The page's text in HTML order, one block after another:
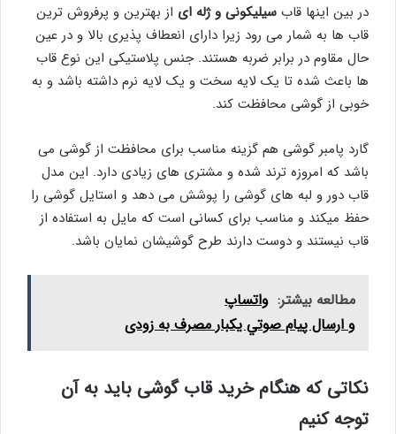
در بین اینها قاب سیلیکونی و ژله ای از بهترین و پرفروش ترین
قاب ها به شمار می رود زیرا دارای انعطاف پذیری بالا و در عین
حال مقاوم در برابر ضربه هستند. جنس پلاستیکی این نوع قاب
ها باعث شده تا یک لایه سخت و یک لایه نرم داشته باشد و به
خوبی از گوشی محافظت کند.
گارد پامبر گوشی هم گزینه مناسب برای محافظت از گوشی می
باشد که امروزه ترند شده و مشتری های زیادی دارد. این مدل
قاب دور و لبه های گوشی را پوشش می دهد و استایل گوشی را
حفظ میکند و مناسب برای کسانی است که مایل به استفاده از
قاب نیستند و دوست دارند طرح گوشیشان نمایان باشد.
مطالعه بیشتر: واتساپ
و ارسال پيام صوتي يكبار مصرف به زودی
نکاتی که هنگام خرید قاب گوشی باید به آن
توجه کنیم